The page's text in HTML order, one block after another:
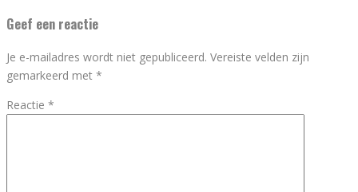
Geef een reactie
Je e-mailadres wordt niet gepubliceerd. Vereiste velden zijn
gemarkeerd met *
Reactie *